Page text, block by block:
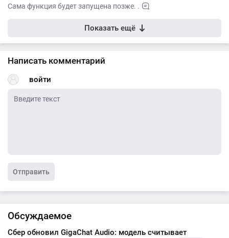
Сама функция будет запущена позже. .
Показать ещё
Написать комментарий
войти
Отправить
Обсуждаемое
Сбер обновил GigaChat Audio: модель считывает